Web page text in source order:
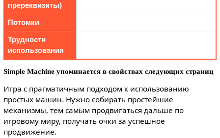
пререквизиты)
Потомки
Трудности
использования
Simple Machine упоминается в свойствах следующих страниц
Игра с прагматичным подходом к использованию
простых машин. Нужно собирать простейшие
механизмы, тем самым продвигаться дальше по
игровому миру, получать очки за успешное
продвижение.